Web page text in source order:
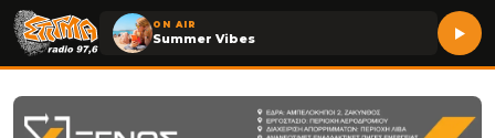
ON AIR
Summer Vibes